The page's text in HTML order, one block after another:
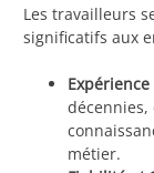
Les travailleurs
significatifs aux
décennies,
métier.